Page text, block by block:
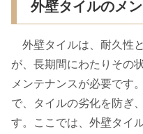
外壁タイルのメ
外壁タイルは、耐久性
が、長期間にわたりその
メンテナンスが必要です
で、タイルの劣化を防ぎ
す。ここでは、外壁タイ